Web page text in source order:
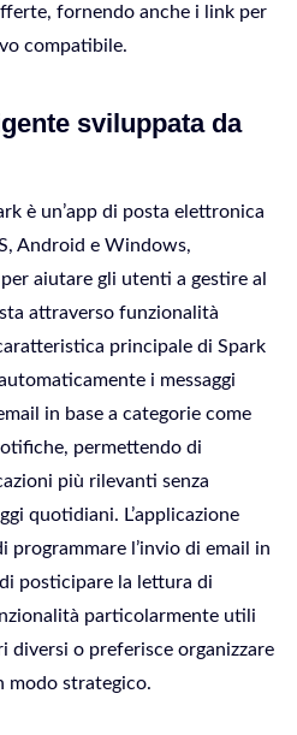
fornendo anche i link per
compatibile.
sviluppata da
è un’app di posta elettronica
Android e Windows,
aiutare gli utenti a gestire al
attraverso funzionalità
principale di Spark
i messaggi
in base a categorie come
permettendo di
più rilevanti senza
quotidiani. L’applicazione
l’invio di email in
posticipare la lettura di
particolarmente utili
diversi o preferisce organizzare
modo strategico.